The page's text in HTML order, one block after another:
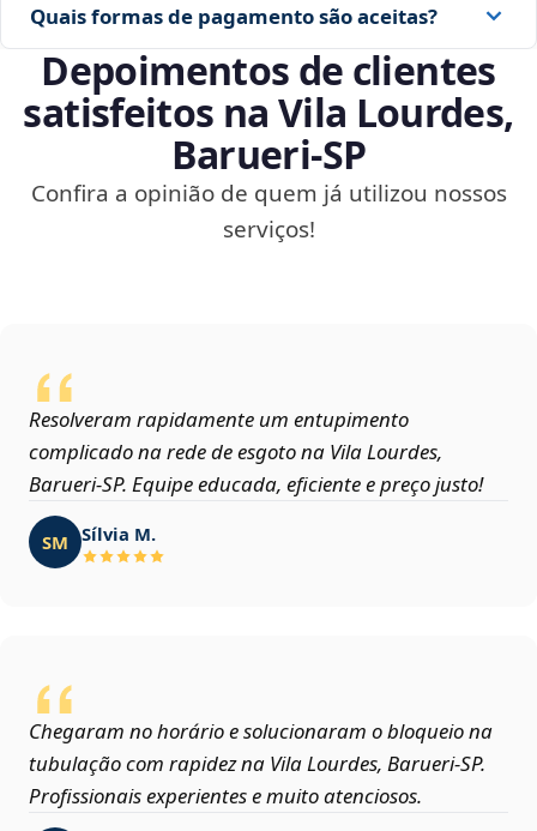
Quais formas de pagamento são aceitas?
Depoimentos de clientes
satisfeitos na Vila Lourdes,
Barueri‑SP
Confira a opinião de quem já utilizou nossos
serviços!
Resolveram rapidamente um entupimento
complicado na rede de esgoto na Vila Lourdes,
Barueri‑SP. Equipe educada, eficiente e preço justo!
SM Sílvia M.
Chegaram no horário e solucionaram o bloqueio na
tubulação com rapidez na Vila Lourdes, Barueri‑SP.
Profissionais experientes e muito atenciosos.